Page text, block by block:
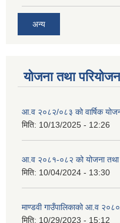
अन्य
योजना तथा
आ.व २०८२/०८३ को वार्षिक
मिति: 10/13/2025 - 12:26
आ.व २०८१-०८२ को योजना तथा
मिति: 10/04/2024 - 13:30
माण्डवी गाउँपालिकाको आ.व
मिति: 10/29/2023 - 15:12